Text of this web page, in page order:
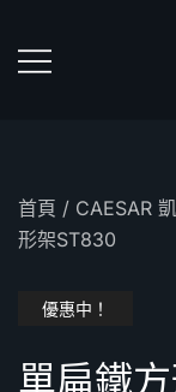
content
首頁 / CAESAR
形架ST830
優惠中！
單扁鐵